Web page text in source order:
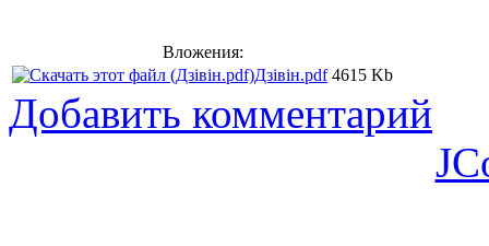
Вложения:
Дзівін.pdf 4615 Kb
Добавить комментарий